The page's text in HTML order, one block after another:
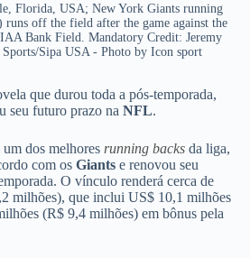
Florida, USA; New York Giants running
runs off the field after the game against the
Bank Field. Mandatory Credit: Jeremy
Sipa USA - Photo by Icon sport
que durou toda a pós-temporada,
seu futuro prazo na NFL.
dos melhores running backs da liga,
com os Giants e renovou seu
O vínculo renderá cerca de
milhões), que inclui US$ 10,1 milhões
(R$ 9,4 milhões) em bônus pela